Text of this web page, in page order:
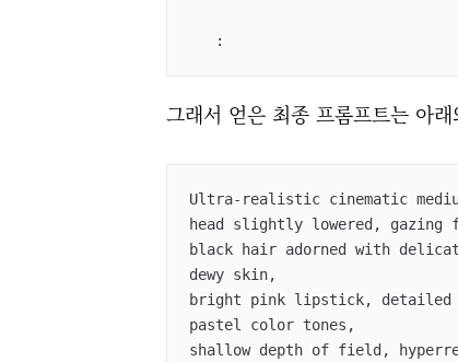
   :
그래서 얻은 최종 프롬프트는 아
Ultra-realistic cinematic
head slightly lowered, gazing
black hair adorned with
dewy skin,
bright pink lipstick,
pastel color tones,
shallow depth of field,